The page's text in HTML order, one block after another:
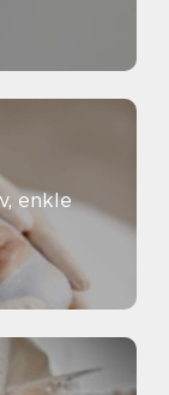
enkle